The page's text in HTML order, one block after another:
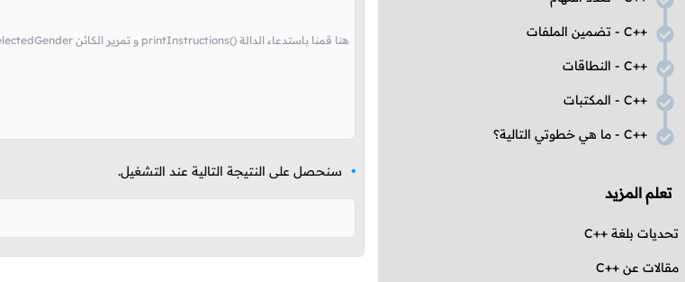
C++ - تضمين الملفات
C++ - النطاقات
C++ - المكتبات
C++ - ما هي خطوتي التالية؟
تعلم المزيد
تحديات بلغة C++
مقالات عن C++
// و التي ستقوم بالتشييك على قيمته و من ثم طباعة جملة تناسب قيمته selectedGender و تمرير الكائن printInstructions() هنا قمنا باستدعاء الدالة
سنحصل على النتيجة التالية عند التشغيل.